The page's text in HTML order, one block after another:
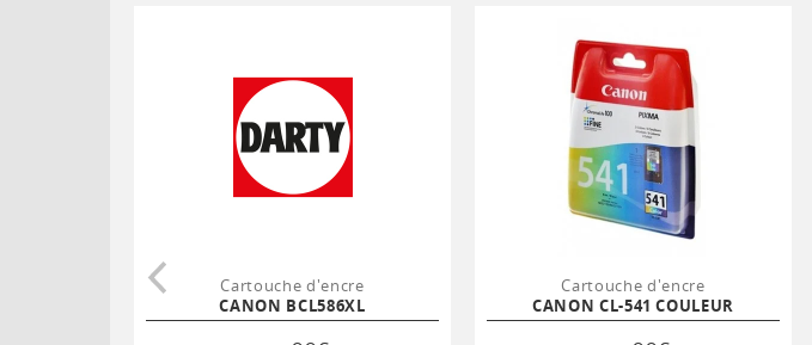
Cartouche d'encre
CANON BCL586XL
Cartouche d'encre
CANON CL-541 COULEUR